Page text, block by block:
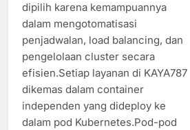
dipilih karena kemampuannya
dalam mengotomatisasi
penjadwalan, load balancing, dan
pengelolaan cluster secara
efisien.Setiap layanan di KAYA787
dikemas dalam container
independen yang dideploy ke
dalam pod Kubernetes.Pod-pod